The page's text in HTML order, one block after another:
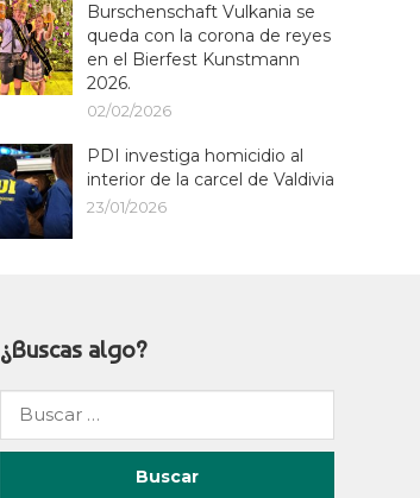
Burschenschaft Vulkania se
queda con la corona de reyes
en el Bierfest Kunstmann
2026.
02/02/2026
PDI investiga homicidio al
interior de la carcel de Valdivia
23/01/2026
¿Buscas algo?
Buscar
por: